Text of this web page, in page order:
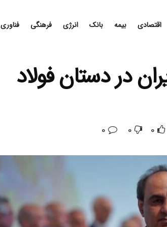
اقتصادی بیمه بانک انرژی فرهنگی فناوری
در دستان فولاد
0
0